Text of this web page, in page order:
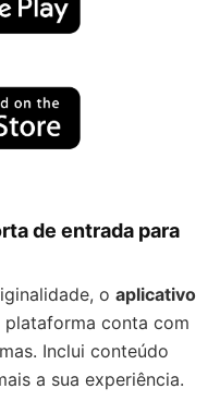
de entrada para
o aplicativo
plataforma conta com
Inclui conteúdo
a sua experiência.